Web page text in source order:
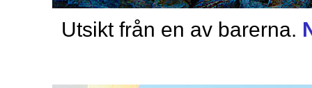
Utsikt från en av barerna.